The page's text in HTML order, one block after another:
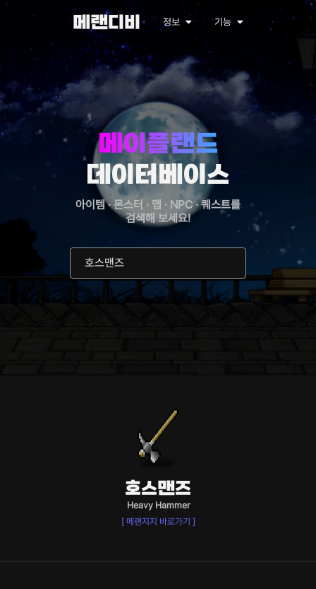
메랜디비 정보 기능
메이플랜드
데이터베이스
아이템 · 몬스터 · 맵 · NPC · 퀘스트를
검색해 보세요!
호스맨즈
Heavy Hammer
[ 메랜지지 바로가기 ]